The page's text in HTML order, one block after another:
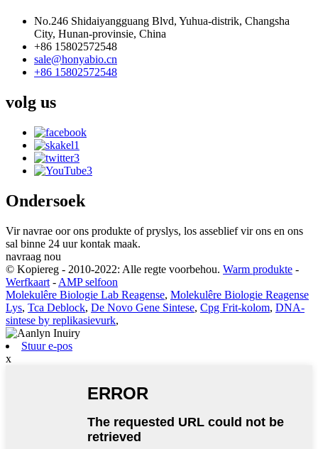
No.246 Shidaiyangguang Blvd, Yuhua-distrik, Changsha
City, Hunan-provinsie, China
+86 15802572548
sale@honyabio.cn
+86 15802572548
volg us
Ondersoek
Vir navrae oor ons produkte of pryslys, los asseblief vir ons en ons
sal binne 24 uur kontak maak.
navraag nou
© Kopiereg - 2010-2022: Alle regte voorbehou. Warm produkte -
Werfkaart - AMP selfoon
Molekulêre Biologie Lab Reagense, Molekulêre Biologie Reagense
Lys, Tca Deblock, De Novo Gene Sintese, Cpg Frit-kolom, DNA-
sintese by replikasievurk,
Stuur e-pos
x